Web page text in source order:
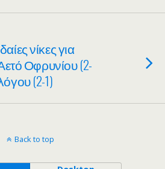
νίκες για
Οφρυνίου (2-
(2-1)
Back to top